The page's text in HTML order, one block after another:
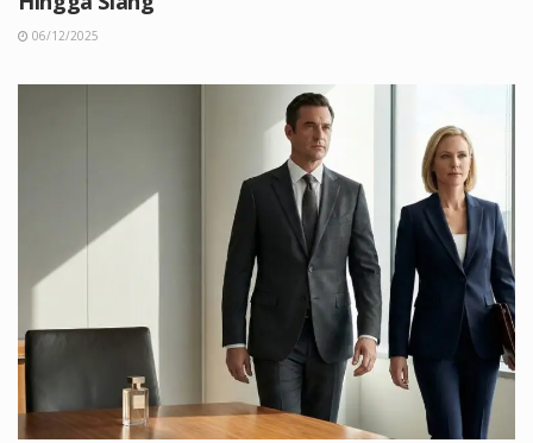
06/12/2025